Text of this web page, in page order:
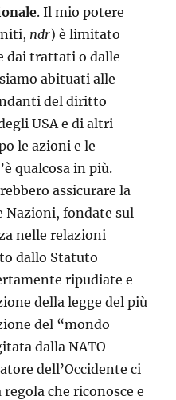
. Il mio potere
ndr) è limitato
dai trattati o dalle
abituati alle
del diritto
USA e di altri
le azioni e le
qualcosa in più.
assicurare la
Nazioni, fondate sul
nelle relazioni
dallo Statuto
ripudiate e
della legge del più
del “mondo
dalla NATO
dell’Occidente ci
che riconosce e